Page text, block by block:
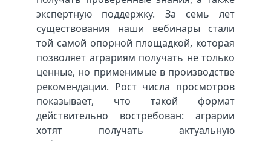
экспертную поддержку. За семь лет
существования наши вебинары стали
той самой опорной площадкой, которая
позволяет аграриям получать не только
ценные, но применимые в производстве
рекомендации. Рост числа просмотров
показывает, что такой формат
действительно востребован: аграрии
хотят получать актуальную